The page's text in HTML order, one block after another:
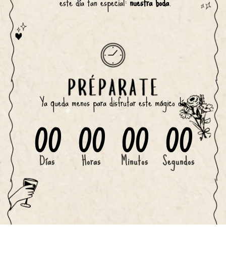
Ya queda menos para disfrutar este mágico día
00
Días 00
Horas 00
Minutos 00
Segundos